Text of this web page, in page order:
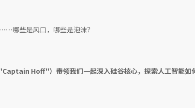
哪些是风口，哪些是泡沫？
Hoff"）带领我们一起深入硅谷核心，探索人工智能如